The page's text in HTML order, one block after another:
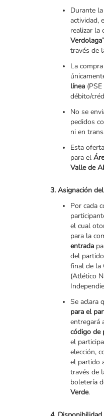
Durante
actividad,
realizar la
través de
La
línea
débito/
No se
pedidos
ni en
Esta
para el
Valle de
3. Asignación
Por cada
el cual
para la
entrada
del
final de la
(Atlético
Se aclara
para el
entregará
código de
el
elección,
el partido
través de
boletería
Verde.